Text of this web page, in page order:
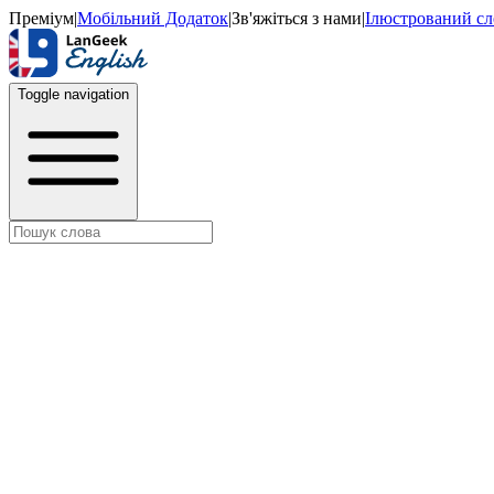
Преміум|Мобільний Додаток|Зв'яжіться з нами|Ілюстрований
Toggle navigation